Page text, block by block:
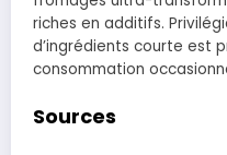
riches en additifs.
d’ingrédients courte est
consommation
Sources